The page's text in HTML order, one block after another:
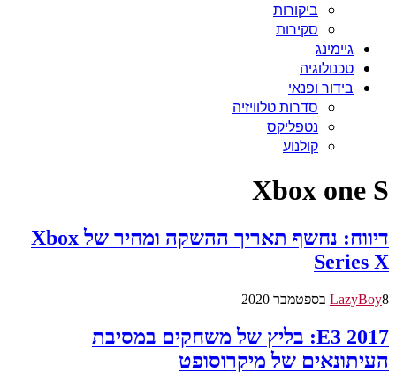
ביקורות
סקירות
גיימינג
טכנולוגיה
בידור ופנאי
סדרות טלוויזיה
נטפליקס
קולנוע
Xbox one S
דיווח: נחשף תאריך ההשקה ומחיר של Xbox
Series X
LazyBoy8 בספטמבר 2020
E3 2017: בליץ של משחקים במסיבת
העיתונאים של מיקרוסופט